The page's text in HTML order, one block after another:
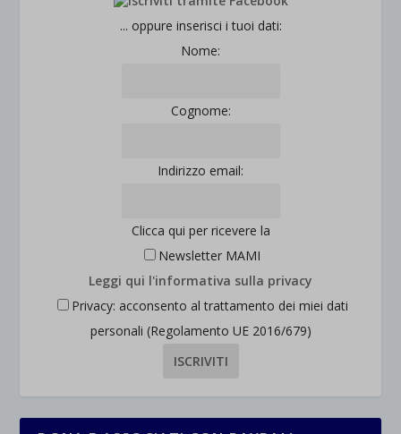
... oppure inserisci i tuoi dati:
Nome:
Cognome:
Indirizzo email:
Clicca qui per ricevere la
Newsletter MAMI
Leggi qui l'informativa sulla privacy
Privacy: acconsento al trattamento dei miei dati
personali (Regolamento UE 2016/679)